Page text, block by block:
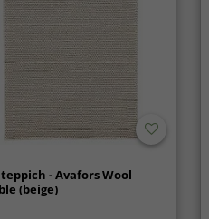
- Avafors Wool
(beige)